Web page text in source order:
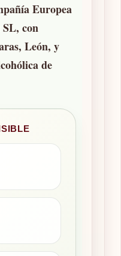
Europea
SL, con
León, y
de